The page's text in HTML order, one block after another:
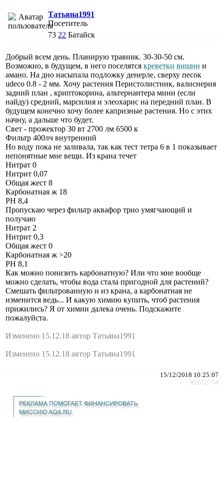
Татьяна1991
Посетитель
73 22 Батайск
Добрый всем день. Планирую травник. 30-30-50 см.
Возможно, в будущем, в него поселятся креветки вишни и
амано. На дно насыпала подложку денерле, сверху песок
udeco 0.8 - 2 мм. Хочу растения Перистолистник, валиснерия
задний план , криптокорина, альтернантера мини (если
найду) средний, марсилия и элеохарис на передний план. В
будущем конечно хочу более капризные растения. Но с этих
начну, а дальше что будет.
Свет - прожектор 30 вт 2700 лм 6500 к
Фильтр 400лч внутренний
Но воду пока не заливала, так как тест тетра 6 в 1 показывает
непонятные мне вещи. Из крана течет
Нитрат 0
Нитрит 0,07
Общая жест 8
Карбонатная ж 18
РН 8,4
Пропускаю через фильтр аквафор трио умягчающий и
получаю
Нитрат 2
Нитрит 0,3
Общая жест 0
Карбонатная ж >20
РН 8,1
Как можно понизить карбонатную? Или что мне вообще
можно сделать, чтобы вода стала пригодной для растений?
Смешать фильтрованную и из крана, а карбонатная не
изменится ведь... И какую химию купить, чтоб растения
прижились? Я от химии далека очень. Подскажите
пожалуйста.
Изменено 15.12.18 автор Татьяна1991
Изменено 15.12.18 автор Татьяна1991
15/12/2018 10:25:07
#2572754